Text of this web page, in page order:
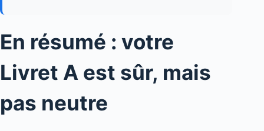
En résumé : votre
Livret A est sûr, mais
pas neutre